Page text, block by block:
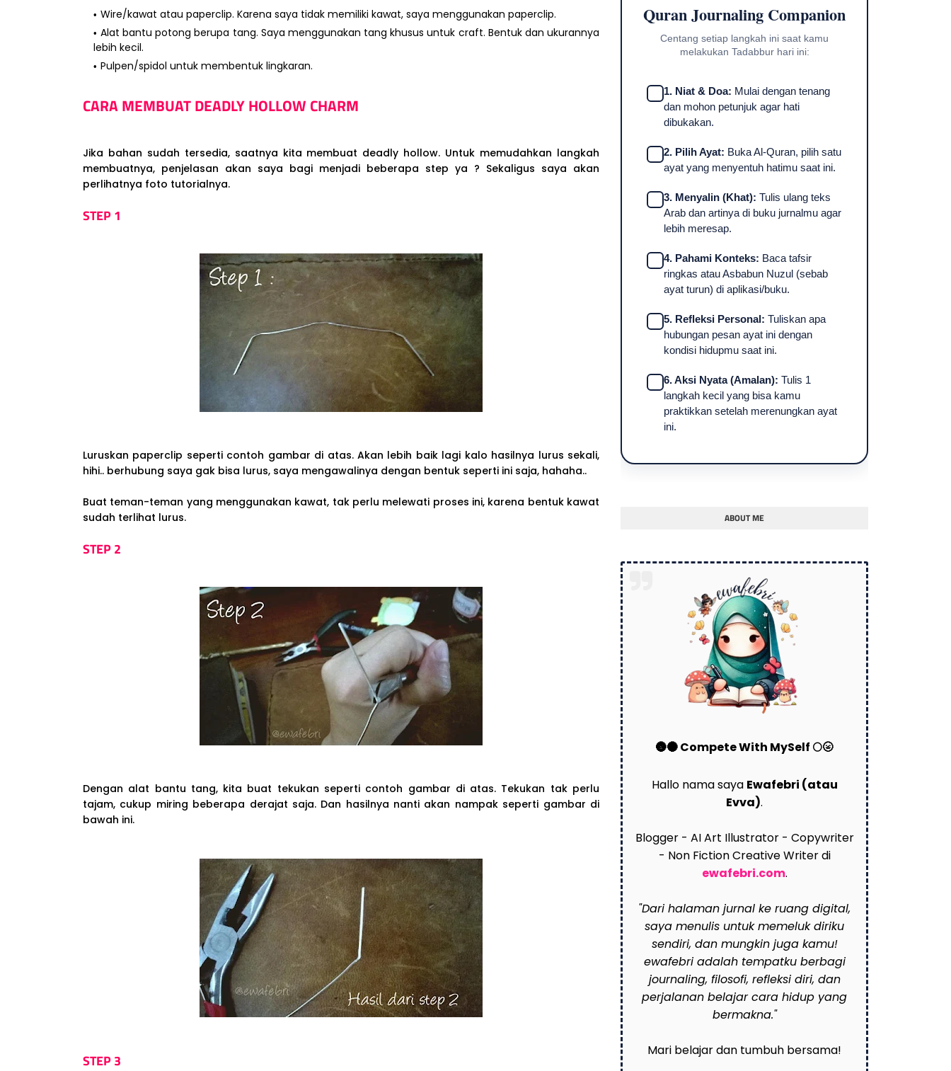
Wire/kawat atau paperclip. Karena saya tidak memiliki kawat, saya menggunakan paperclip.
Alat bantu potong berupa tang. Saya menggunakan tang khusus untuk craft. Bentuk dan ukurannya
lebih kecil.
Pulpen/spidol untuk membentuk lingkaran.
CARA MEMBUAT DEADLY HOLLOW CHARM
Jika bahan sudah tersedia, saatnya kita membuat deadly hollow. Untuk memudahkan langkah
membuatnya, penjelasan akan saya bagi menjadi beberapa step ya ? Sekaligus saya akan
perlihatnya foto tutorialnya.
STEP 1
Luruskan paperclip seperti contoh gambar di atas. Akan lebih baik lagi kalo hasilnya lurus sekali,
hihi.. berhubung saya gak bisa lurus, saya mengawalinya dengan bentuk seperti ini saja, hahaha..
Buat teman-teman yang menggunakan kawat, tak perlu melewati proses ini, karena bentuk kawat
sudah terlihat lurus.
STEP 2
Dengan alat bantu tang, kita buat tekukan seperti contoh gambar di atas. Tekukan tak perlu
tajam, cukup miring beberapa derajat saja. Dan hasilnya nanti akan nampak seperti gambar di
bawah ini.
STEP 3
Quran Journaling Companion
Centang setiap langkah ini saat kamu
melakukan Tadabbur hari ini:
1. Niat & Doa: Mulai dengan tenang
dan mohon petunjuk agar hati
dibukakan.
2. Pilih Ayat: Buka Al-Quran, pilih satu
ayat yang menyentuh hatimu saat ini.
3. Menyalin (Khat): Tulis ulang teks
Arab dan artinya di buku jurnalmu agar
lebih meresap.
4. Pahami Konteks: Baca tafsir
ringkas atau Asbabun Nuzul (sebab
ayat turun) di aplikasi/buku.
5. Refleksi Personal: Tuliskan apa
hubungan pesan ayat ini dengan
kondisi hidupmu saat ini.
6. Aksi Nyata (Amalan): Tulis 1
langkah kecil yang bisa kamu
praktikkan setelah merenungkan ayat
ini.
ABOUT ME
🌚🌑 Compete With MySelf 🌕🌝
Hallo nama saya Ewafebri (atau
Evva).
Blogger - AI Art Illustrator - Copywriter
- Non Fiction Creative Writer di
ewafebri.com.
"Dari halaman jurnal ke ruang digital,
saya menulis untuk memeluk diriku
sendiri, dan mungkin juga kamu!
ewafebri adalah tempatku berbagi
journaling, filosofi, refleksi diri, dan
perjalanan belajar cara hidup yang
bermakna."
Mari belajar dan tumbuh bersama!